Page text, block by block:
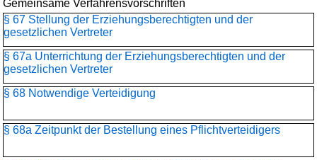
Gemeinsame Verfahrensvorschriften
§ 67 Stellung der Erziehungsberechtigten und der
gesetzlichen Vertreter
§ 67a Unterrichtung der Erziehungsberechtigten und der
gesetzlichen Vertreter
§ 68 Notwendige Verteidigung
§ 68a Zeitpunkt der Bestellung eines Pflichtverteidigers